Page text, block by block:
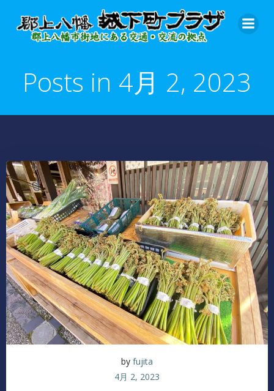
ン
テ
へ
ス
Posts in 4月 2, 2023
by fujita
4月 2, 2023